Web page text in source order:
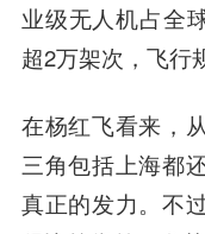
业级无人机占全
超2万架次，飞行
在杨红飞看来，
三角包括上海都
真正的发力。不